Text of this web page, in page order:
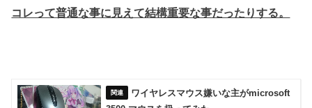
コレって普通な事に見えて結構重要な事だったりする。
ワイヤレスマウス嫌いな主がmicrosoft